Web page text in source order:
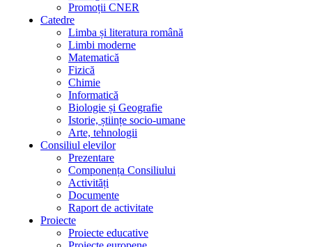
Promoții CNER
Catedre
Limba și literatura română
Limbi moderne
Matematică
Fizică
Chimie
Informatică
Biologie și Geografie
Istorie, științe socio-umane
Arte, tehnologii
Consiliul elevilor
Prezentare
Componența Consiliului
Activități
Documente
Raport de activitate
Proiecte
Proiecte educative